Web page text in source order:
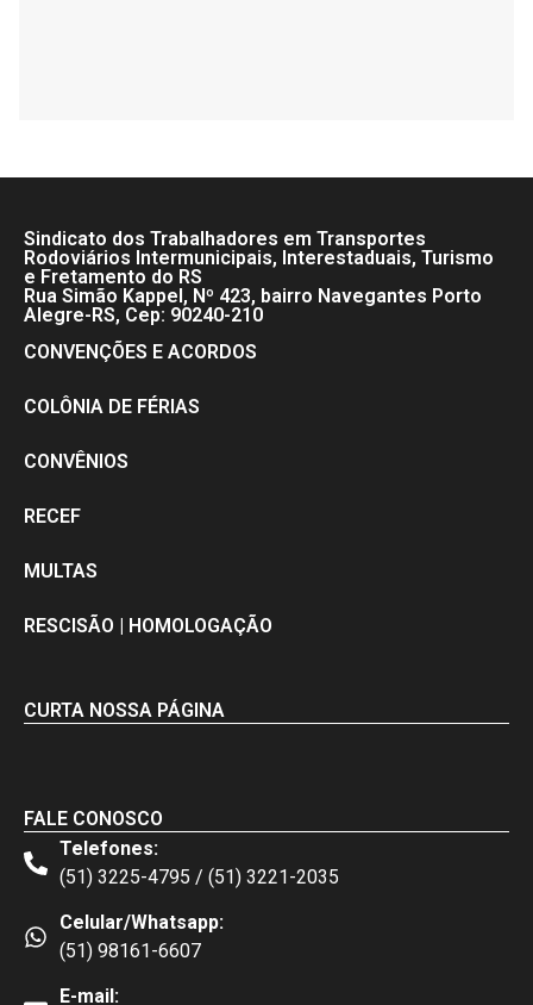
Sindicato dos Trabalhadores em Transportes
Rodoviários Intermunicipais, Interestaduais, Turismo
e Fretamento do RS
Rua Simão Kappel, Nº 423, bairro Navegantes Porto
Alegre-RS, Cep: 90240-210
CONVENÇÕES E ACORDOS
COLÔNIA DE FÉRIAS
CONVÊNIOS
RECEF
MULTAS
RESCISÃO | HOMOLOGAÇÃO
CURTA NOSSA PÁGINA
FALE CONOSCO
Telefones:
(51) 3225-4795 / (51) 3221-2035
Celular/Whatsapp:
(51) 98161-6607
E-mail: